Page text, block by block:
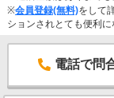
※会員登録(無料)をして
ションされとても便利に
電話で問